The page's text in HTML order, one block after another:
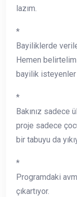
lazım.
*
Bayiliklerde
Hemen
bayilik
*
Bakınız sadece
proje sadece
bir tabuyu da
*
Programdaki avm
çıkartıyor.